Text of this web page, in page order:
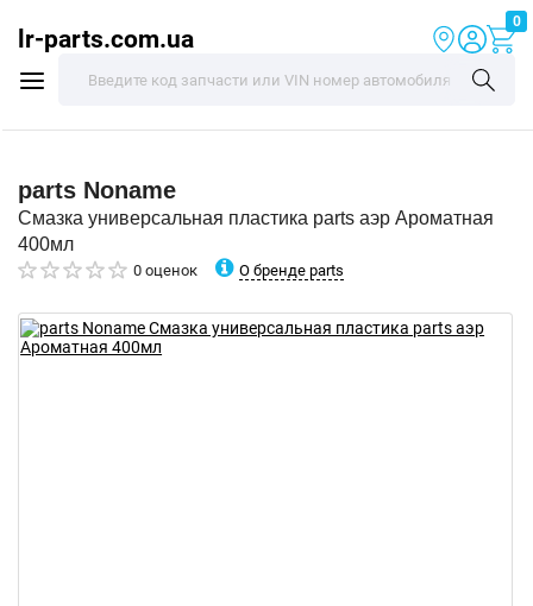
lr-parts.com.ua
0
parts Noname
Смазка универсальная пластика parts аэр Ароматная
400мл
0 оценок О бренде parts